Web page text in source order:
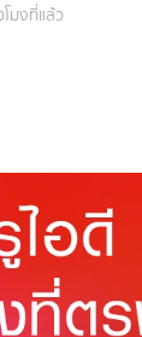
มงที่แล้ว